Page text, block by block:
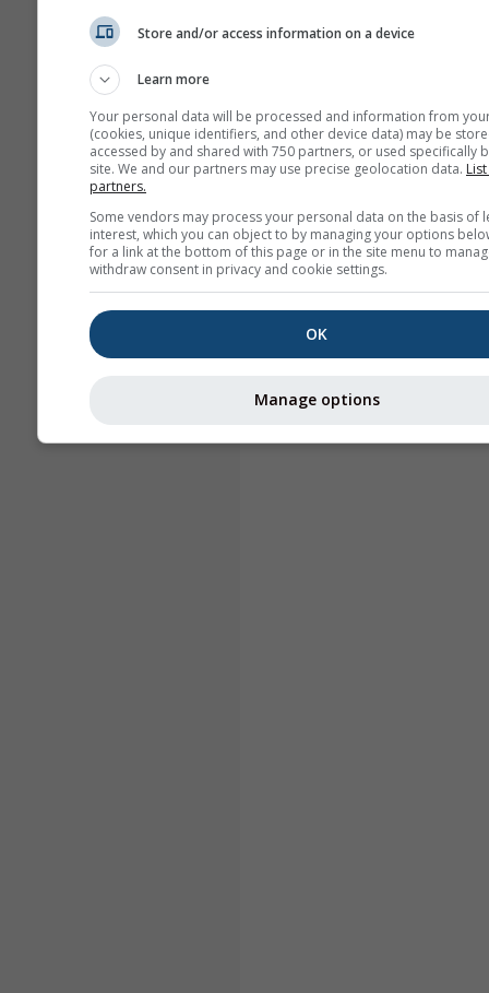
Store and/or access information on a device
Learn more
Your personal data will be processed and information from
(cookies, unique identifiers, and other device data) may be
accessed by and shared with 750 partners, or used specifically
site. We and our partners may use precise geolocation data.
partners.
Some vendors may process your personal data on the basis of
interest, which you can object to by managing your options
for a link at the bottom of this page or in the site menu to
withdraw consent in privacy and cookie settings.
OK
Manage options